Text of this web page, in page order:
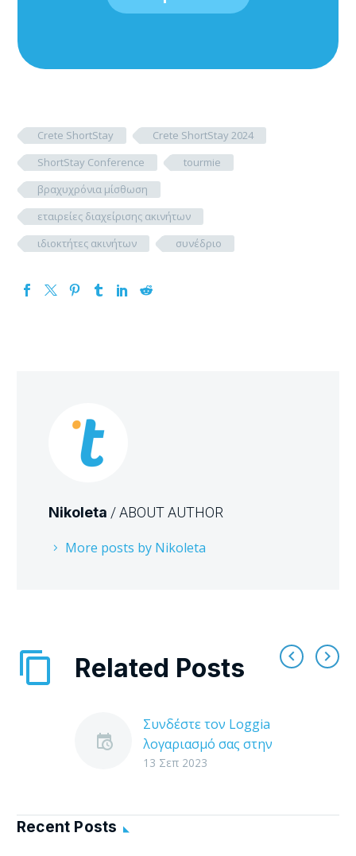
Crete ShortStay
Crete ShortStay 2024
ShortStay Conference
tourmie
βραχυχρόνια μίσθωση
εταιρείες διαχείρισης ακινήτων
ιδιοκτήτες ακινήτων
συνέδριο
Nikoleta / ABOUT AUTHOR
More posts by Nikoleta
Related Posts
Συνδέστε τον Loggia
λογαριασμό σας στην
Tourmie
13 Σεπ 2023
Recent Posts